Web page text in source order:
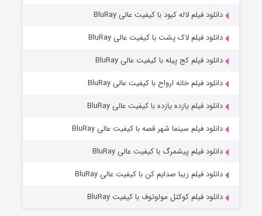
دانلود فیلم لاله کبود با کیفیت عالی BluRay
دانلود فیلم لاک پشت با کیفیت عالی BluRay
دانلود فیلم کج‌ پیله با کیفیت عالی BluRay
دانلود فیلم خانه ارواح با کیفیت عالی BluRay
دانلود فیلم یازده یازده با کیفیت عالی BluRay
دانلود فیلم سینما شهر قصه با کیفیت عالی BluRay
دانلود فیلم پیشمرگ با کیفیت عالی BluRay
دانلود فیلم زیبا صدایم کن با کیفیت عالی BluRay
دانلود فیلم کوکتل مولوتوف با کیفیت BluRay